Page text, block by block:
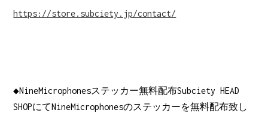
https://store.subciety.jp/contact/
◆NineMicrophonesステッカー無料配布Subciety HEAD
SHOPにてNineMicrophonesのステッカーを無料配布致し